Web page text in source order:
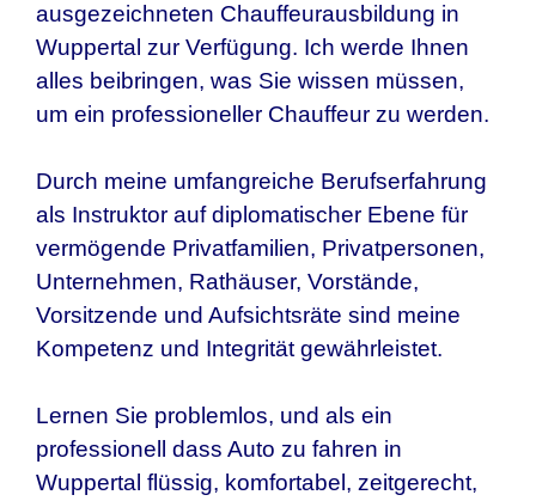
ausgezeichneten Chauffeurausbildung in
Wuppertal zur Verfügung. Ich werde Ihnen
alles beibringen, was Sie wissen müssen,
um ein professioneller Chauffeur zu werden.
Durch meine umfangreiche Berufserfahrung
als Instruktor auf diplomatischer Ebene für
vermögende Privatfamilien, Privatpersonen,
Unternehmen, Rathäuser, Vorstände,
Vorsitzende und Aufsichtsräte sind meine
Kompetenz und Integrität gewährleistet.
Lernen Sie problemlos, und als ein
professionell dass Auto zu fahren in
Wuppertal flüssig, komfortabel, zeitgerecht,